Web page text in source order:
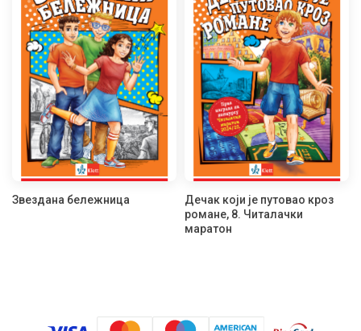
Звездана бележница
Дечак који је путовао кроз
романе, 8. Читалачки
маратон